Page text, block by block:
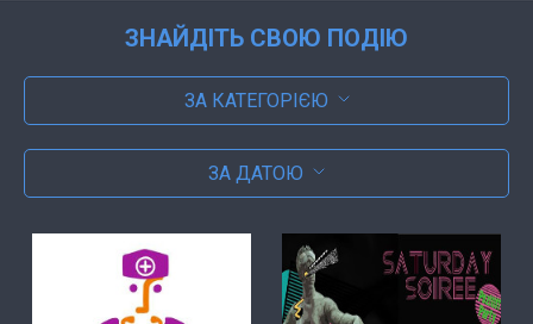
ЗНАЙДІТЬ СВОЮ ПОДІЮ
ЗА КАТЕГОРІЄЮ
ЗА ДАТОЮ